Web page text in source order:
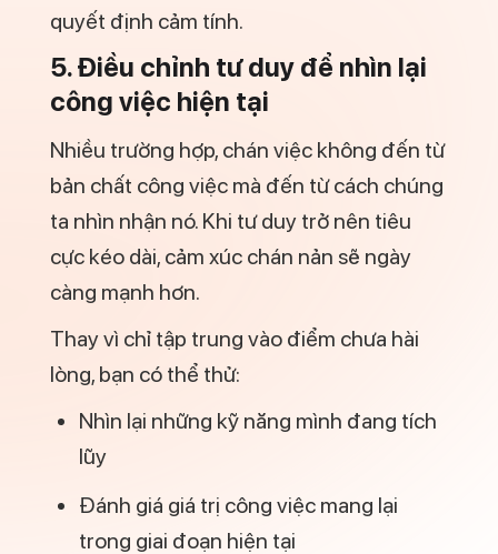
quyết định cảm tính.
5. Điều chỉnh tư duy để nhìn lại
công việc hiện tại
Nhiều trường hợp, chán việc không đến từ
bản chất công việc mà đến từ cách chúng
ta nhìn nhận nó. Khi tư duy trở nên tiêu
cực kéo dài, cảm xúc chán nản sẽ ngày
càng mạnh hơn.
Thay vì chỉ tập trung vào điểm chưa hài
lòng, bạn có thể thử:
Nhìn lại những kỹ năng mình đang tích
lũy
Đánh giá giá trị công việc mang lại
trong giai đoạn hiện tại